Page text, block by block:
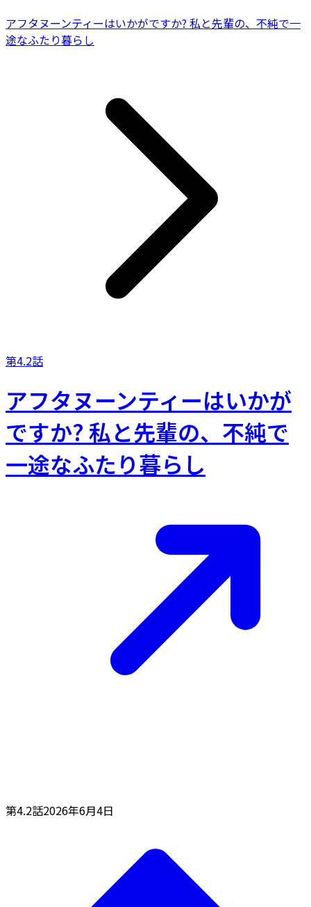
アフタヌーンティーはいかがですか? 私と先輩の、不純で一
途なふたり暮らし
第4.2話
アフタヌーンティーはいかが
ですか? 私と先輩の、不純で
一途なふたり暮らし
第4.2話2026年6月4日